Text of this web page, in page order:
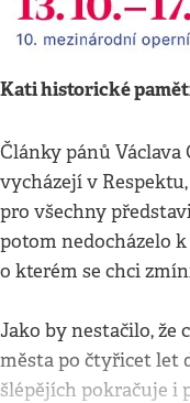
Kati historické
Články pánů Václava
vycházejí v
pro všechny
potom nedocházelo
o kterém se chci
Jako by nestačilo,
města po čtyřicet let
šlépějích pokračuje i